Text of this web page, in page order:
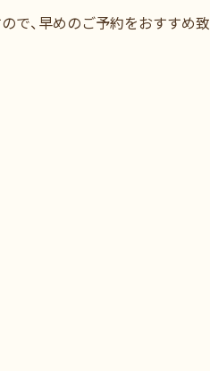
で、早めのご予約をおすすめ